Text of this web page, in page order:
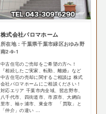
株式会社パロマホーム
所在地：千葉県千葉市緑区おゆみ野
南2-9-1
中古住宅のご売却をご希望の方へ！
『相続したご実家、転勤、離婚』など
中古住宅の売却に関するご相談は 株式
会社パロマホームにご相談ください！
対応エリア 千葉市内全域、習志野市、
八千代市、四街道市、市原市、大網白
里市、袖ヶ浦市、東金市 「買取」と
「仲介」の違い ...